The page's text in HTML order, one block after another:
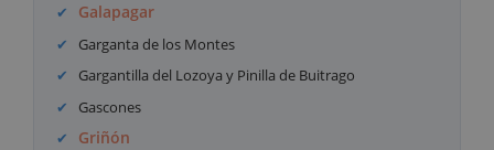
Galapagar
Garganta de los Montes
Gargantilla del Lozoya y Pinilla de Buitrago
Gascones
Griñón